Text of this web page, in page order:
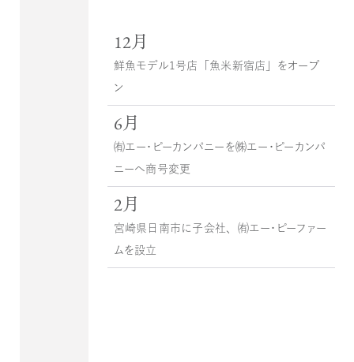
12月
鮮魚モデル１号店「魚米新宿店」をオープ
ン
6月
㈲エー・ピーカンパニーを㈱エー・ピーカンパ
ニーへ商号変更
2月
宮崎県日南市に子会社、㈲エー・ピーファー
ムを設立